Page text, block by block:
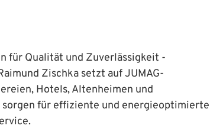
für Qualität und Zuverlässigkeit -
Zischka setzt auf JUMAG-
Hotels, Altenheimen und
für effiziente und energieoptimierte